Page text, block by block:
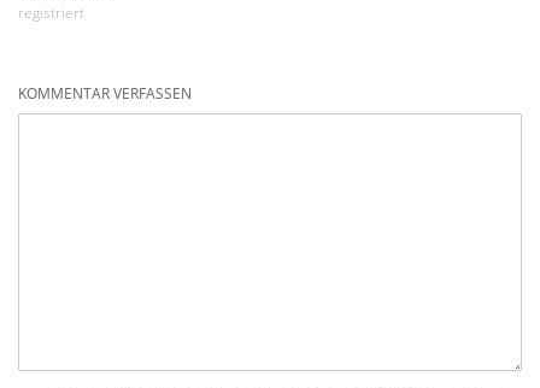
registriert
KOMMENTAR VERFASSEN